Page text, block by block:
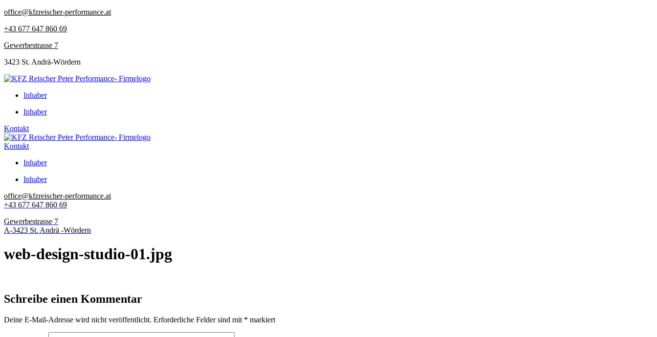
Zum
springen
office@kfzreischer-performance.at
+43 677 647 860 69
Gewerbestrasse 7
3423 St. Andrä-Wördern
Inhaber
Inhaber
Kontakt
Kontakt
Inhaber
Inhaber
office@kfzreischer-performance.at
+43 677 647 860 69
Gewerbestrasse 7
A-3423 St. Andrä -Wördern
web-design-studio-01.jpg
Schreibe einen Kommentar
Deine E-Mail-Adresse wird nicht veröffentlicht. Erforderliche Felder sind mit * markiert